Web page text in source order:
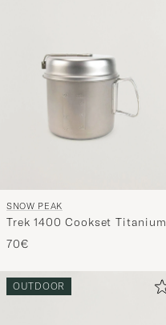
SNOW PEAK
Trek 1400 Cookset Titanium
70€
OUTDOOR